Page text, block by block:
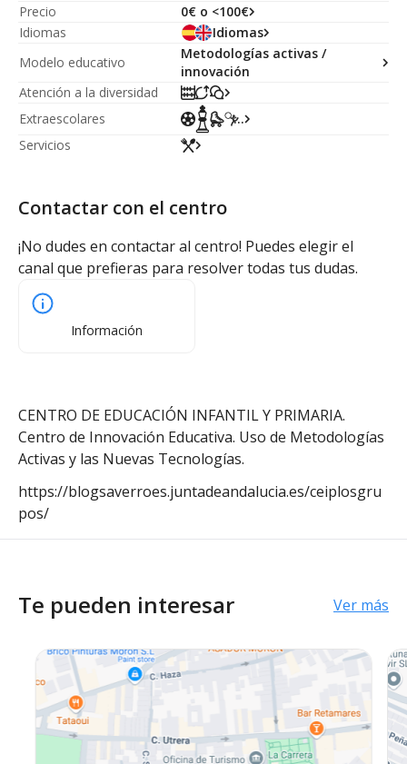
Precio
0€ o <100€
Idiomas
Idiomas
Modelo educativo
Metodologías activas /
innovación
Atención a la diversidad
Extraescolares
...
Servicios
Contactar con el centro
¡No dudes en contactar al centro! Puedes elegir el
canal que prefieras para resolver todas tus dudas.
Información
CENTRO DE EDUCACIÓN INFANTIL Y PRIMARIA.
Centro de Innovación Educativa. Uso de Metodologías
Activas y las Nuevas Tecnologías.
https://blogsaverroes.juntadeandalucia.es/ceiplosgru
pos/
Te pueden interesar Ver más